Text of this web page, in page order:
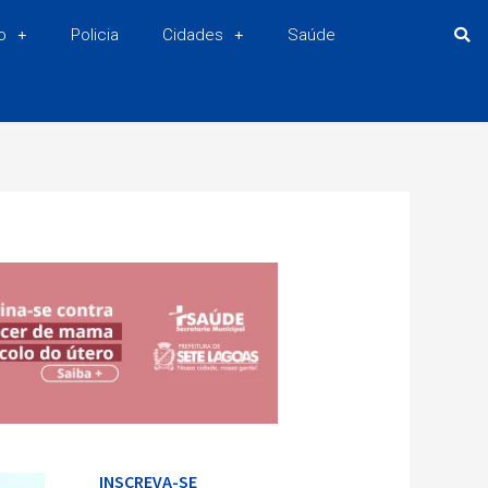
Policia Cidades Saúde
INSCREVA-SE